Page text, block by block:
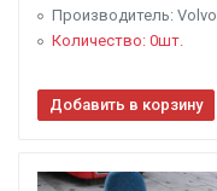
Производитель: Volvo
Количество: 0шт.
Добавить в корзину